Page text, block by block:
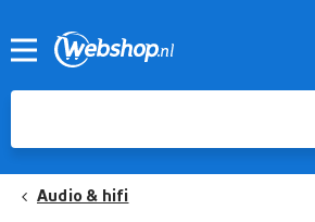
Audio & hifi